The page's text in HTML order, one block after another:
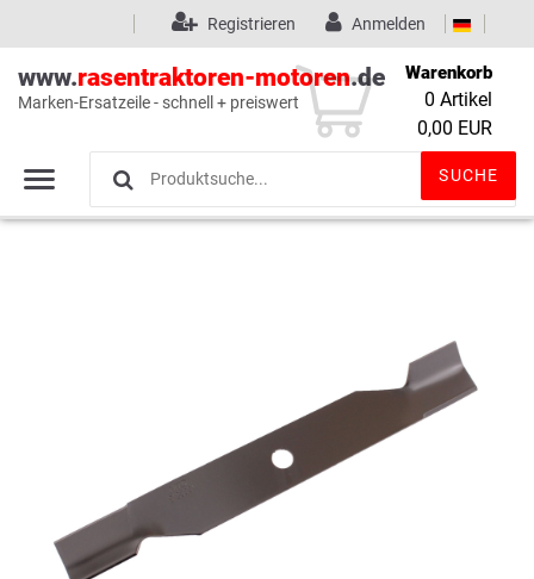
Wunschliste (0)
Anmelden
Registrieren
www.rasentraktoren-motoren.de
Marken-Ersatzeile - schnell + preiswert
SUCHE
Warenkorb
0 Artikel
0,00 EUR